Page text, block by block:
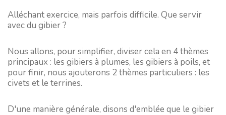
Alléchant exercice, mais parfois difficile. Que servir
avec du gibier ?
Nous allons, pour simplifier, diviser cela en 4 thèmes
principaux : les gibiers à plumes, les gibiers à poils, et
pour finir, nous ajouterons 2 thèmes particuliers : les
civets et le terrines.
D'une manière générale, disons d'emblée que le gibier